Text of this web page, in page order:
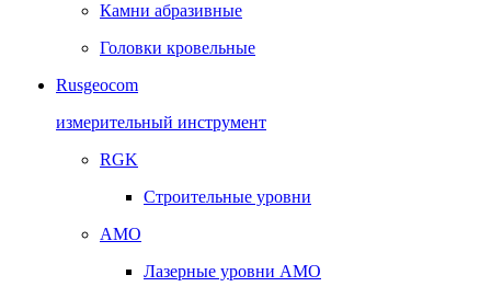
Камни абразивные
Головки кровельные
Rusgeocom
измерительный инструмент
RGK
Строительные уровни
AMO
Лазерные уровни AMO